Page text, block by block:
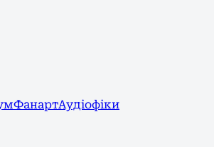
ФанартАудіофіки